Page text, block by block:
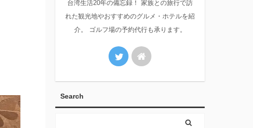
台湾生活20年の備忘録！ 家族との旅行で訪
れた観光地やおすすめのグルメ・ホテルを紹
介。 ゴルフ場の予約代行も承ります。
Search